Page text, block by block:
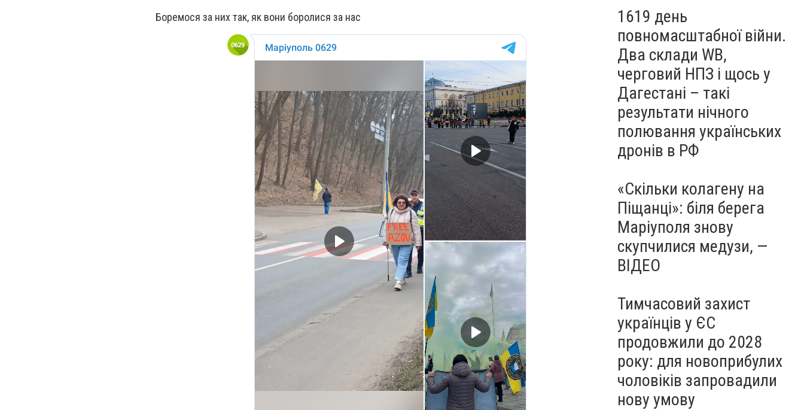
Боремося за них так, як вони боролися за нас
1619 день
повномасштабної війни.
Два склади WB,
черговий НПЗ і щось у
Дагестані – такі
результати нічного
полювання українських
дронів в РФ
«Скільки колагену на
Піщанці»: біля берега
Маріуполя знову
скупчилися медузи, —
ВІДЕО
Тимчасовий захист
українців у ЄС
продовжили до 2028
року: для новоприбулих
чоловіків запровадили
нову умову